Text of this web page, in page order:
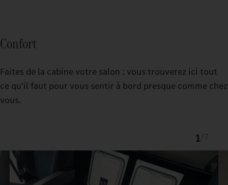
Confort
Faites de la cabine votre salon : vous trouverez ici tout
ce qu'il faut pour vous sentir à bord presque comme chez
vous.
1